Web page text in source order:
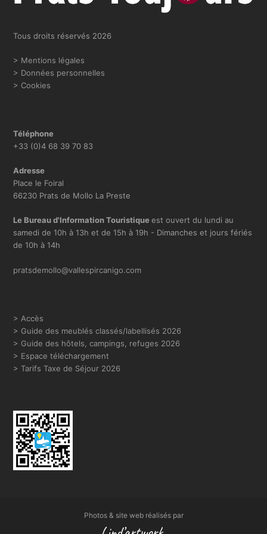
k
g
a
m
Tous droits réservés 2026
> Mentions légales
> Données personnelles
> Cookies
Téléphone
+33 (0)4 68 39 70 83
Adresse
Place le Foiral
66230 Prats de Mollo La Preste
Le Bureau d'Information Touristiqueest ouvert du lundi au
samedi de 10h à 13h et de 15h à 19h - Dimanches et jours fériés
de 10h à 14h
pratsdemollo@vallespircanigo.com
> Accès
> Guide des meublés classés/labellisés 2026
> Guide des hôtels, campings, refuges 2026
> Espace téléchargement
> Tarifs Taxe de Séjour 2026
Photos & site web réalisés par